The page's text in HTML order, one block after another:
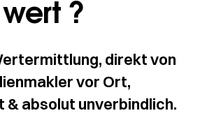
?
direkt von
vor Ort,
absolut unverbindlich.